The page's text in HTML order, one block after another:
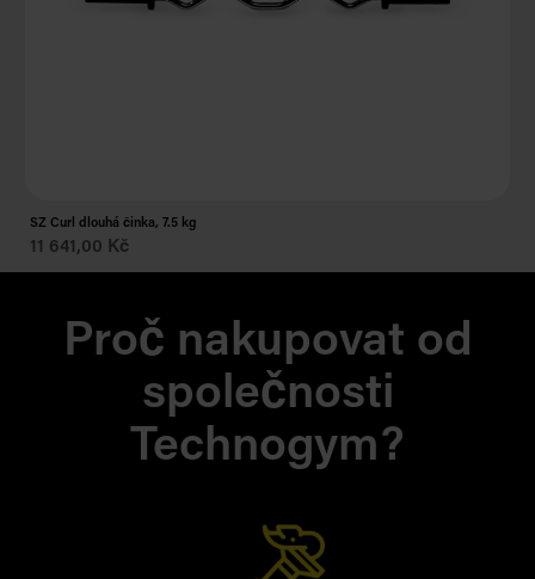
SZ Curl dlouhá činka, 7.5 kg
11 641,00 Kč
Proč nakupovat od
společnosti
Technogym?